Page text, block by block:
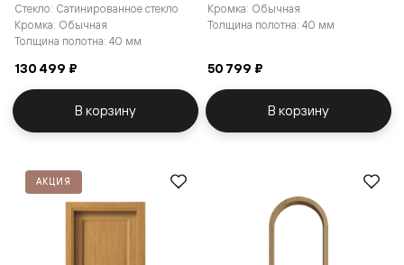
Стекло: Сатинированное стекло
Кромка: Обычная
Толщина полотна: 40 мм
130 499 ₽
В корзину
Кромка: Обычная
Толщина полотна: 40 мм
50 799 ₽
В корзину
АКЦИЯ